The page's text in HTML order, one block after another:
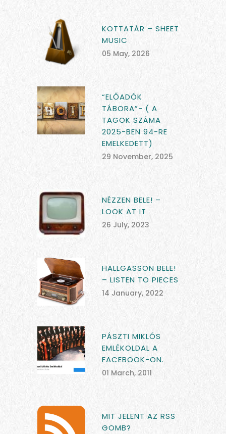
KOTTATÁR – SHEET
MUSIC
05 May, 2026
“ELŐADÓK
TÁBORA”- ( A
TAGOK SZÁMA
2025-BEN 94-RE
EMELKEDETT)
29 November, 2025
NÉZZEN BELE! –
LOOK AT IT
26 July, 2023
HALLGASSON BELE!
– LISTEN TO PIECES
14 January, 2022
PÁSZTI MIKLÓS
EMLÉKOLDAL A
FACEBOOK-ON.
01 March, 2011
MIT JELENT AZ RSS
GOMB?